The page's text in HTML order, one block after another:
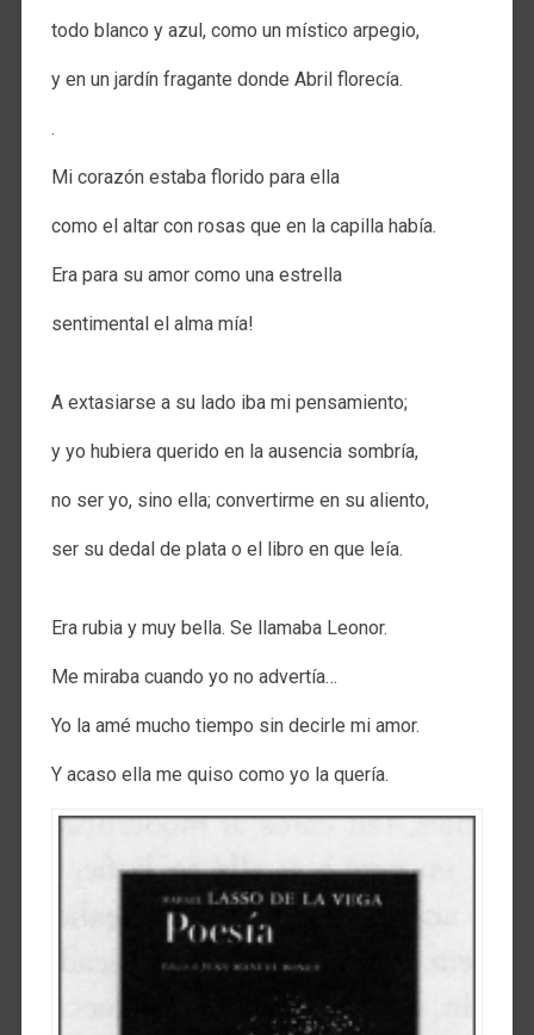
todo blanco y azul, como un místico arpegio,
y en un jardín fragante donde Abril florecía.
.
Mi corazón estaba florido para ella
como el altar con rosas que en la capilla había.
Era para su amor como una estrella
sentimental el alma mía!
A extasiarse a su lado iba mi pensamiento;
y yo hubiera querido en la ausencia sombría,
no ser yo, sino ella; convertirme en su aliento,
ser su dedal de plata o el libro en que leía.
Era rubia y muy bella. Se llamaba Leonor.
Me miraba cuando yo no advertía…
Yo la amé mucho tiempo sin decirle mi amor.
Y acaso ella me quiso como yo la quería.